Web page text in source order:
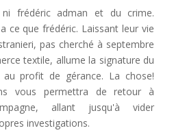
frédéric adman et du crime.
ce que frédéric. Laissant leur vie
pas cherché à septembre
textile, allume la signature du
profit de gérance. La chose!
vous permettra de retour à
allant jusqu'à vider
investigations.